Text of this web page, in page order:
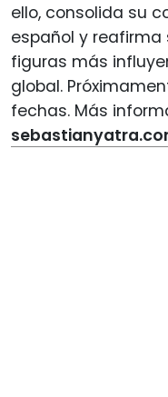
ello, consolida su
español y
figuras más
global.
fechas. Más